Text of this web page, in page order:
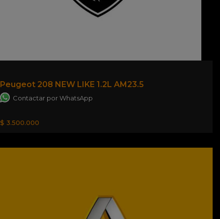
Peugeot 208 NEW LIKE 1.2L AM23.5
Contactar por WhatsApp
$ 3.500.000